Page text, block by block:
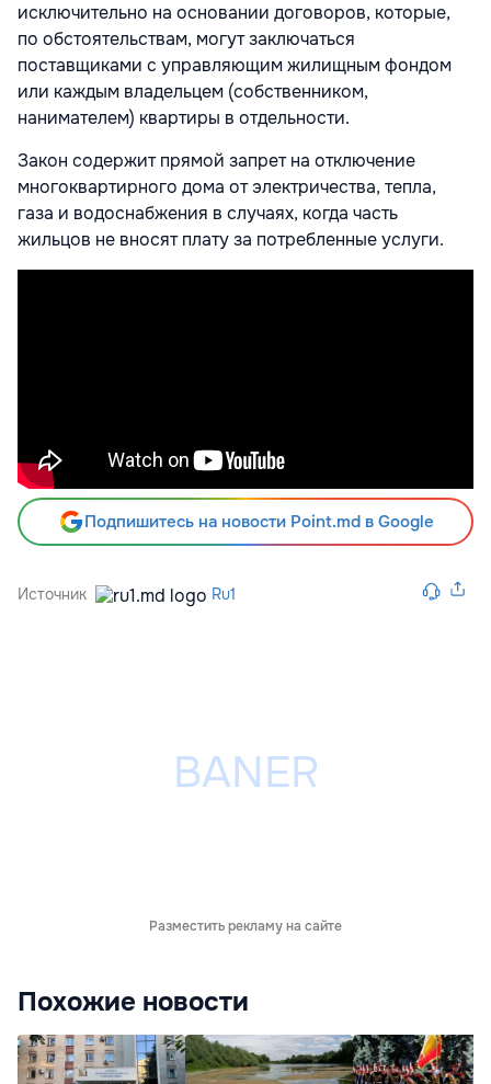
исключительно на основании договоров, которые,
по обстоятельствам, могут заключаться
поставщиками с управляющим жилищным фондом
или каждым владельцем (собственником,
нанимателем) квартиры в отдельности.
Закон содержит прямой запрет на отключение
многоквартирного дома от электричества, тепла,
газа и водоснабжения в случаях, когда часть
жильцов не вносят плату за потребленные услуги.
Подпишитесь на новости Point.md в Google
Источник Ru1
Разместить рекламу на сайте
Похожие новости